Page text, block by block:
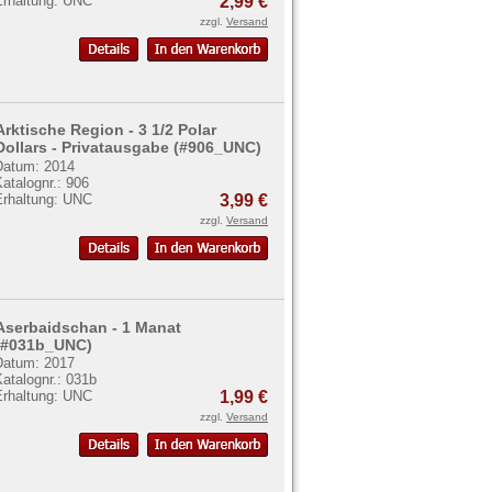
zzgl. Versand
Region - 3 1/2 Polar
- Privatausgabe (#906_UNC)
2014
906
UNC
3,99 €
zzgl. Versand
- 1 Manat
2017
031b
UNC
1,99 €
zzgl. Versand